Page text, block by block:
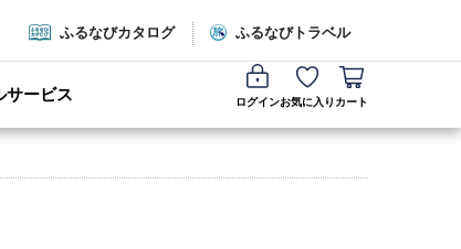
ふるなびカタログ ふるなびトラベル
サービス ログインお気に入り カート